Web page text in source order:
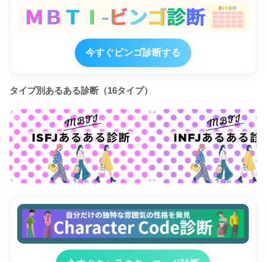
今すぐビンゴ診断する
タイプ別あるある診断（16タイプ）